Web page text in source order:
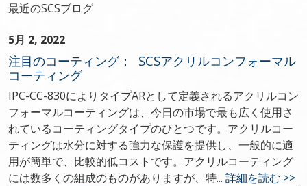
最近のSCSブログ
5月 2, 2022
注目のコーティング： SCSアクリルコンフォーマル
コーティング
IPC-CC-830によりタイプARとして定義されるアクリルコン
フォーマルコーティングは、今日の市場で最も広く使用さ
れているコーティングタイプのひとつです。アクリルコー
ティングは水分に対する強力な保護を提供し、一般的に適
用が簡単で、比較的低コストです。アクリルコーティング
には数多くの組成のものがありますが、特... 詳細を読む >>